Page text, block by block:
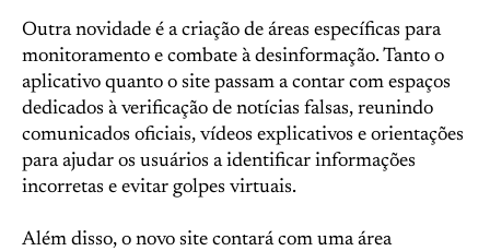
Outra novidade é a criação de áreas específicas para
monitoramento e combate à desinformação. Tanto o
aplicativo quanto o site passam a contar com espaços
dedicados à verificação de notícias falsas, reunindo
comunicados oficiais, vídeos explicativos e orientações
para ajudar os usuários a identificar informações
incorretas e evitar golpes virtuais.
Além disso, o novo site contará com uma área